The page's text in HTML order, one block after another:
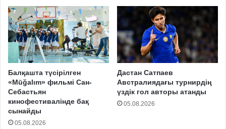
Балқашта түсірілген
«Mūğalım» фильмі Сан-
Себастьян
кинофестивалінде бақ
сынайды
05.08.2026
Дастан Сатпаев
Австралиядағы турнирдің
үздік гол авторы атанды
05.08.2026